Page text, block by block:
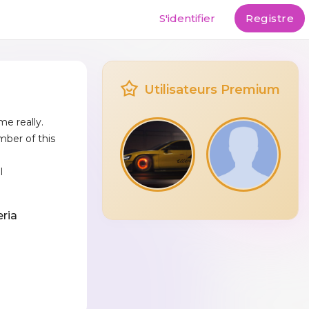
S'identifier Registre
really.
of this
Utilisateurs Premium